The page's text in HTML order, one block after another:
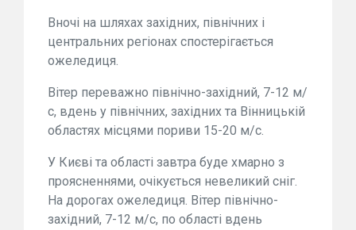
Вночі на шляхах західних, північних і
центральних регіонах спостерігається
ожеледиця.
Вітер переважно північно-західний, 7-12 м/
с, вдень у північних, західних та Вінницькій
областях місцями пориви 15-20 м/с.
У Києві та області завтра буде хмарно з
проясненнями, очікується невеликий сніг.
На дорогах ожеледиця. Вітер північно-
західний, 7-12 м/с, по області вдень